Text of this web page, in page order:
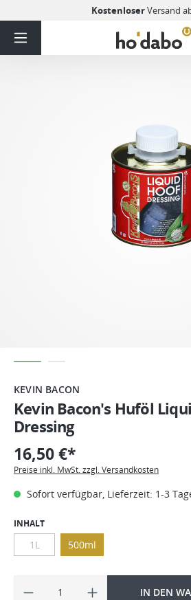
KostenloserVersand
KEVIN BACON
Kevin Bacon's Huföl
Dressing
16,50 €*
Preise inkl. MwSt. zzgl. Versandkosten
Sofort verfügbar, Lieferzeit: 1-3
INHALT
1L 500ml
IN DEN